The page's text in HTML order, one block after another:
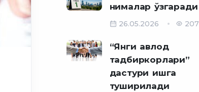
нималар ўзгаради
26.05.2026 207
“Янги авлод
тадбиркорлари”
дастури ишга
туширилади